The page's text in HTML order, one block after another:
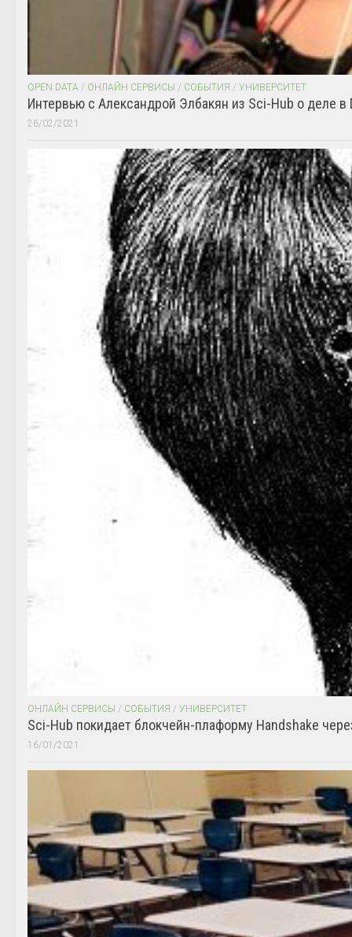
OPEN DATA / ОНЛАЙН СЕРВИСЫ / СОБЫТИЯ / УНИВЕРСИТЕТ
Интервью с Александрой Элбакян из Sci-Hub о деле в
26/02/2021
ОНЛАЙН СЕРВИСЫ / СОБЫТИЯ / УНИВЕРСИТЕТ
Sci-Hub покидает блокчейн-плаформу Handshake
16/01/2021